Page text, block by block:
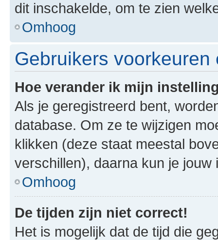
dit inschakelde, om te zien
Omhoog
Gebruikers voorkeuren
Hoe verander ik mijn
Als je geregistreerd bent,
database. Om ze te wijzigen
klikken (deze staat meestal
verschillen), daarna kun je jouw
Omhoog
De tijden zijn niet correct!
Het is mogelijk dat de tijd die